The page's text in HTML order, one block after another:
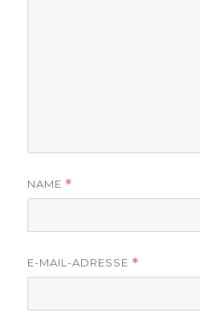
NAME *
E-MAIL-ADRESSE *